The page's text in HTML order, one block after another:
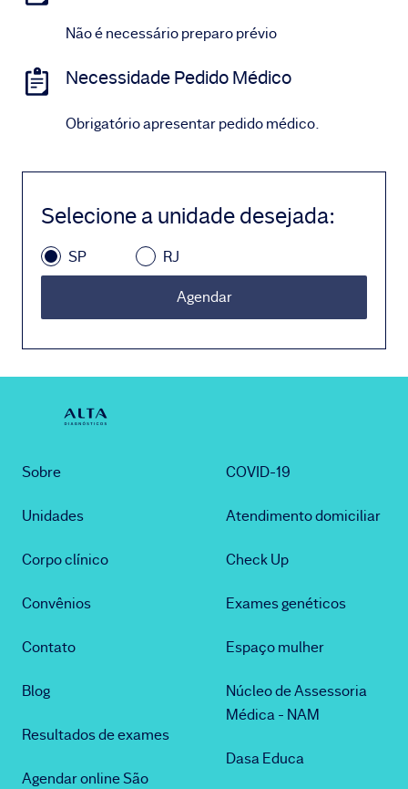
Não é necessário preparo prévio
Necessidade Pedido Médico
Obrigatório apresentar pedido médico.
Selecione a unidade desejada:
SP RJ
Agendar
Sobre
Unidades
Corpo clínico
Convênios
Contato
Blog
Resultados de exames
Agendar online São
COVID-19
Atendimento domiciliar
Check Up
Exames genéticos
Espaço mulher
Núcleo de Assessoria
Médica - NAM
Dasa Educa